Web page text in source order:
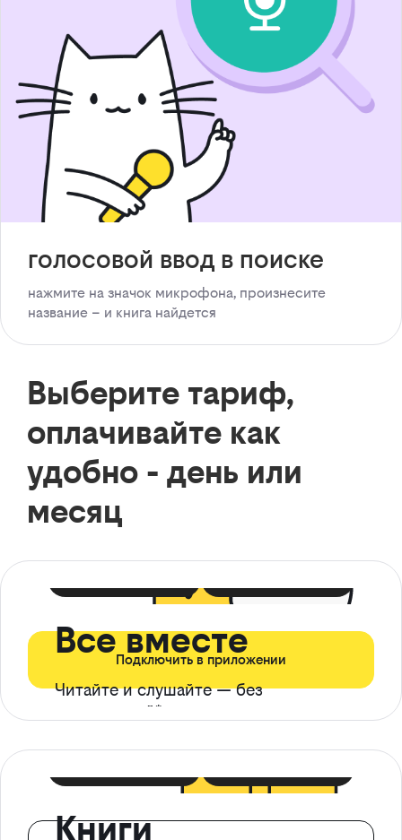
голосовой ввод в поиске
нажмите на значок микрофона, произнесите
название – и книга найдется
Выберите тариф,
оплачивайте как
удобно - день или
месяц
Все вместе
Читайте и слушайте — без
ограничений*
Подключить в приложении
Книги